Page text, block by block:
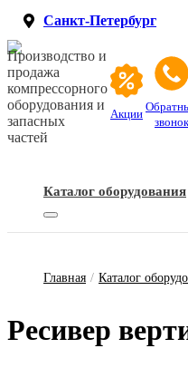
Санкт-Петербург
Производство и
продажа
компрессорного
оборудования и
запасных
частей
Акции
звонок
Каталог оборудования
Главная / Каталог
Ре­си­вер